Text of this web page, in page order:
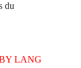
du
LANG